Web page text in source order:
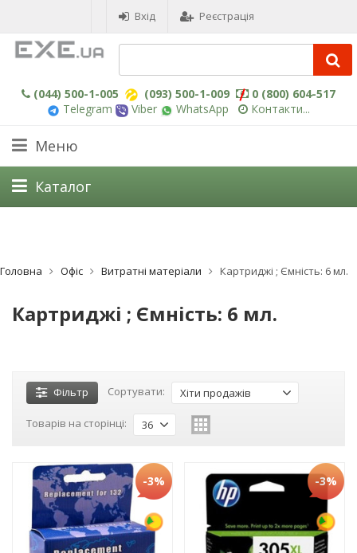
Вхід Реєстрація
(044) 500-1-005 (093) 500-1-009
0 (800) 604-517
Telegram
Viber WhatsApp Контакти...
Меню
Каталог
Головна Офіс Витратні матеріали Картриджі ; Ємність: 6 мл.
Картриджі ; Ємність: 6 мл.
Фільтр Сортувати: Хіти продажів
Товарів на сторінці: 36
-3% -3%